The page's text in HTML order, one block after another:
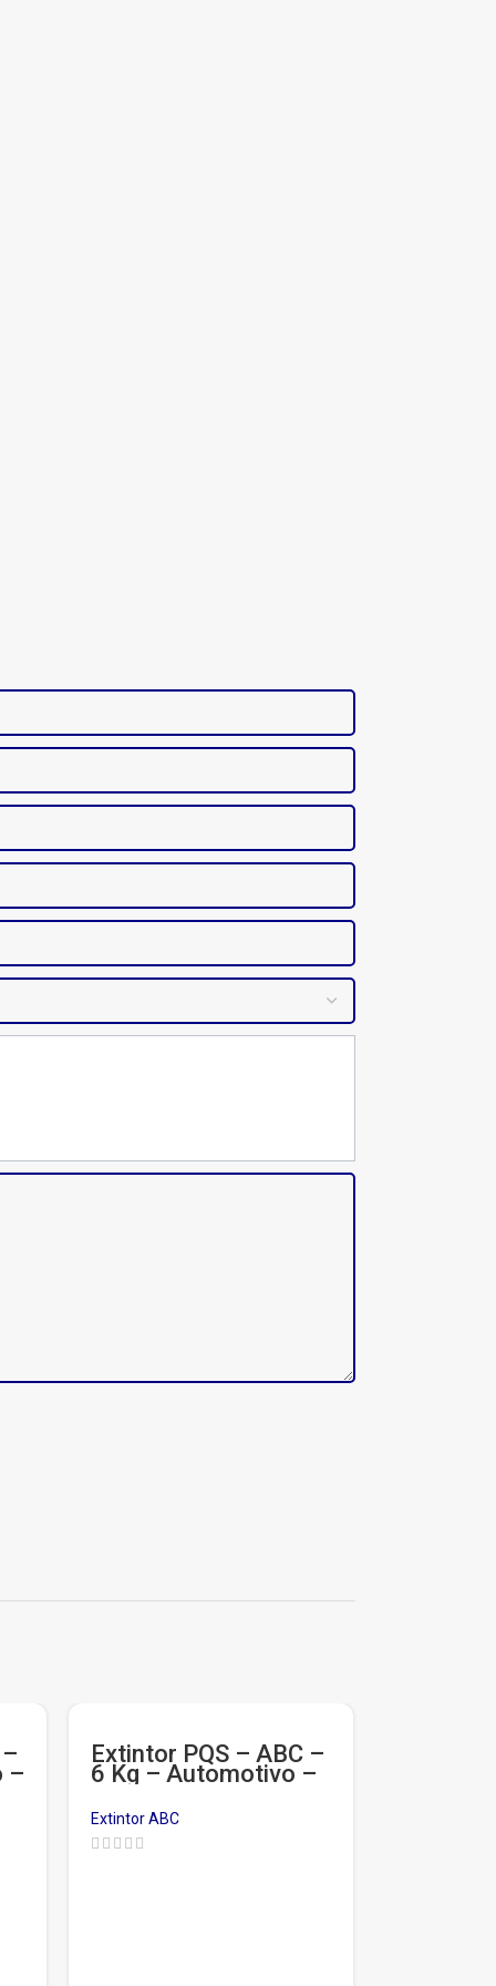
–
Extintor PQS – ABC –
6 Kg – Automotivo –
Garantia de 3 anos
Extintor ABC